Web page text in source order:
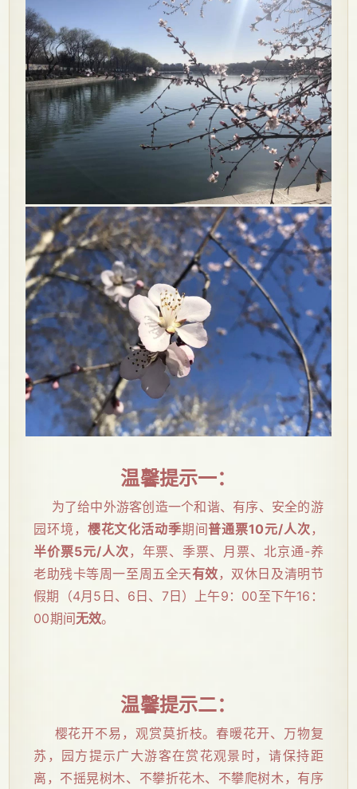
温馨提示一：
为了给中外游客创造一个和谐、有序、安全的游
园环境， 樱花文化活动季期间普通票10元/人次 ，
半价票5元/人次 ，年票、季票、月票、北京通-养
老助残卡等周一至周五全天有效 ，双休日及清明节
假期（4月5日、6日、7日）上午9：00至下午16：
00期间无效。
温馨提示二：
樱花开不易，观赏莫折枝。春暖花开、万物复
苏，园方提示广大游客在赏花观景时，请保持距
离，不摇晃树木、不攀折花木、不攀爬树木，有序